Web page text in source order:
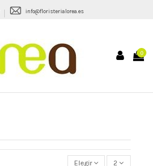
info@floristerialorea.es
0
Elegir 2